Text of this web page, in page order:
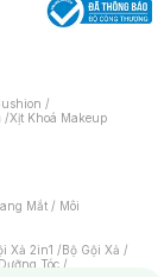
/
/Xịt Khoá Makeup
Mắt / Môi
Xả 2in1 /Bộ Gội Xả /
Tóc /